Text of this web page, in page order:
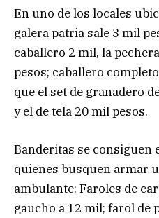
En uno de los locales
galera patria sale 3 mil
caballero 2 mil, la
pesos; caballero
que el set de granadero
y el de tela 20 mil pesos.
Banderitas se consiguen
quienes busquen armar
ambulante: Faroles de
gaucho a 12 mil; farol de